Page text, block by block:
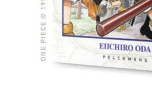
CADEAUBON
CONTACT